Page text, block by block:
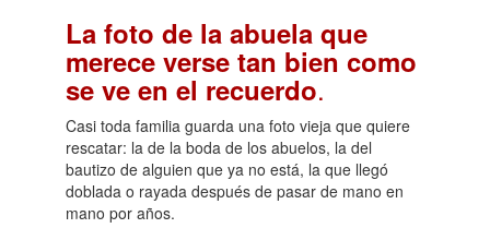
La foto de la abuela que
merece verse tan bien como
se ve en el recuerdo.
Casi toda familia guarda una foto vieja que quiere
rescatar: la de la boda de los abuelos, la del
bautizo de alguien que ya no está, la que llegó
doblada o rayada después de pasar de mano en
mano por años.